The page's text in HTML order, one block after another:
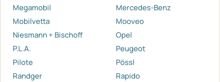
Megamobil
Mercedes-Benz
Mobilvetta
Mooveo
Niesmann + Bischoff
Opel
P.L.A.
Peugeot
Pilote
Pössl
Randger
Rapido